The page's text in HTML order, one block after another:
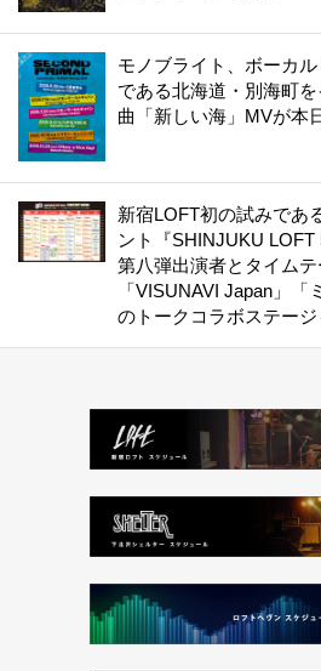
モノブライト、ボーカ
である北海道・別海町
曲「新しい海」MVが本
新宿LOFT初の試みであ
ント『SHINJUKU
第八弾出演者とタイムテ
「VISUNAVI Japan」
のトークコラボステージ